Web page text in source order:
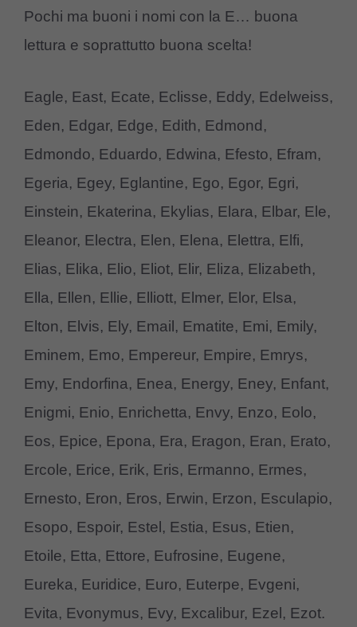
Pochi ma buoni i nomi con la E… buona
lettura e soprattutto buona scelta!
Eagle, East, Ecate, Eclisse, Eddy, Edelweiss,
Eden, Edgar, Edge, Edith, Edmond,
Edmondo, Eduardo, Edwina, Efesto, Efram,
Egeria, Egey, Eglantine, Ego, Egor, Egri,
Einstein, Ekaterina, Ekylias, Elara, Elbar, Ele,
Eleanor, Electra, Elen, Elena, Elettra, Elfi,
Elias, Elika, Elio, Eliot, Elir, Eliza, Elizabeth,
Ella, Ellen, Ellie, Elliott, Elmer, Elor, Elsa,
Elton, Elvis, Ely, Email, Ematite, Emi, Emily,
Eminem, Emo, Empereur, Empire, Emrys,
Emy, Endorfina, Enea, Energy, Eney, Enfant,
Enigmi, Enio, Enrichetta, Envy, Enzo, Eolo,
Eos, Epice, Epona, Era, Eragon, Eran, Erato,
Ercole, Erice, Erik, Eris, Ermanno, Ermes,
Ernesto, Eron, Eros, Erwin, Erzon, Esculapio,
Esopo, Espoir, Estel, Estia, Esus, Etien,
Etoile, Etta, Ettore, Eufrosine, Eugene,
Eureka, Euridice, Euro, Euterpe, Evgeni,
Evita, Evonymus, Evy, Excalibur, Ezel, Ezot.